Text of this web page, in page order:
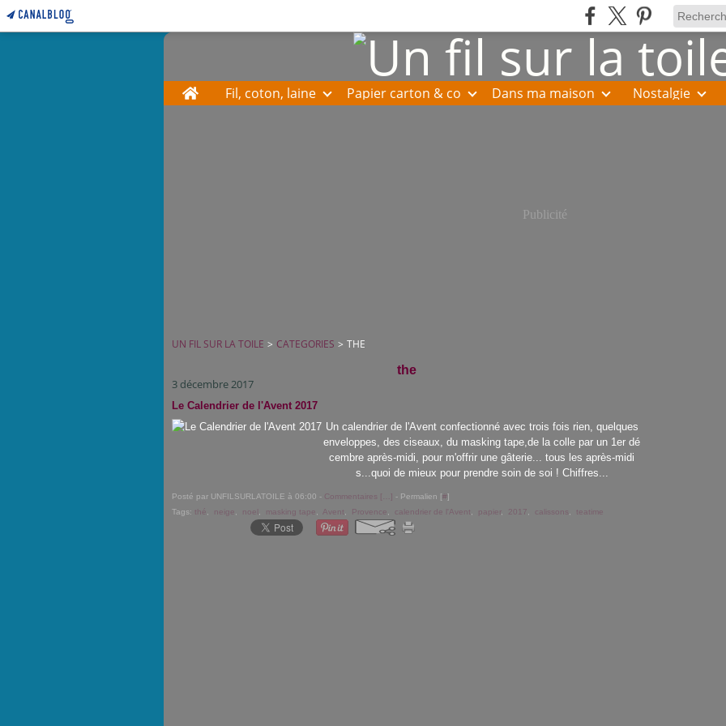
Home Fil, coton, laine Papier carton & co Dans ma maison Nostalgie
Publicité
UN FIL SUR LA TOILE > CATEGORIES > THE
the
3 décembre 2017
Le Calendrier de l'Avent 2017
Un calendrier de l'Avent confectionné avec trois fois rien, quelques
enveloppes, des ciseaux, du masking tape,de la colle par un 1er dé
cembre après-midi, pour m'offrir une gâterie... tous les après-midi
s...quoi de mieux pour prendre soin de soi ! Chiffres...
Posté par UNFILSURLATOILE à 06:00 - Commentaires [ ] - Permalien [#]
Tags: thé neige noel masking tape Avent Provence calendrier de l'Avent papier, 2017 calissons teatime